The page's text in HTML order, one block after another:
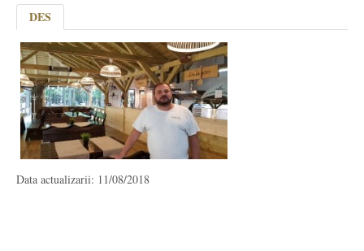
DES
Data actualizarii: 11/08/2018